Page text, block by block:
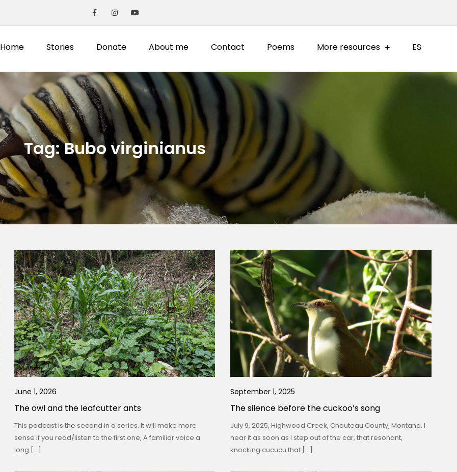
Home Stories Donate About me Contact Poems More resources ES
Tag:Bubo virginianus
June 1, 2026
The owl and the leafcutter ants
This podcast is the second in a series. It will make more
sense if you read/listen to the first one, A familiar voice a
long […]
September 1, 2025
The silence before the cuckoo’s song
July 9, 2025, Highwood Creek, Chouteau County, Montana. I
hear it as soon as I step out of the car, that resonant,
knocking cucucu that […]